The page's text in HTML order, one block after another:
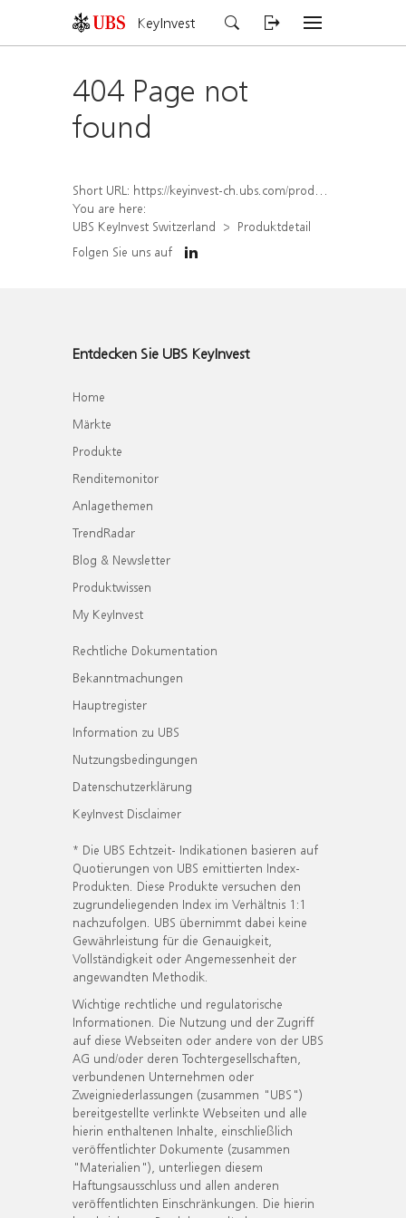
KeyInvest
404 Page not
found
Short URL: https://keyinvest-ch.ubs.com/produkt/detail/index/isin/CH1567431080
You are here:
UBS KeyInvest Switzerland
Produktdetail
Folgen Sie uns auf
Entdecken Sie UBS KeyInvest
Home
Märkte
Produkte
Renditemonitor
Anlagethemen
TrendRadar
Blog & Newsletter
Produktwissen
My KeyInvest
Rechtliche Dokumentation
Bekanntmachungen
Hauptregister
Information zu UBS
Nutzungsbedingungen
Datenschutzerklärung
KeyInvest Disclaimer
* Die UBS Echtzeit- Indikationen basieren auf
Quotierungen von UBS emittierten Index-
Produkten. Diese Produkte versuchen den
zugrundeliegenden Index im Verhältnis 1:1
nachzufolgen. UBS übernimmt dabei keine
Gewährleistung für die Genauigkeit,
Vollständigkeit oder Angemessenheit der
angewandten Methodik.
Wichtige rechtliche und regulatorische
Informationen. Die Nutzung und der Zugriff
auf diese Webseiten oder andere von der UBS
AG und/oder deren Tochtergesellschaften,
verbundenen Unternehmen oder
Zweigniederlassungen (zusammen "UBS")
bereitgestellte verlinkte Webseiten und alle
hierin enthaltenen Inhalte, einschließlich
veröffentlichter Dokumente (zusammen
"Materialien"), unterliegen diesem
Haftungsausschluss und allen anderen
veröffentlichten Einschränkungen. Die hierin